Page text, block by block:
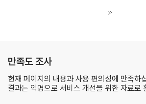
만족도 조사
현재 페이지의 내용과 사용 편의성에 만족하
결과는 익명으로 서비스 개선을 위한 자료로